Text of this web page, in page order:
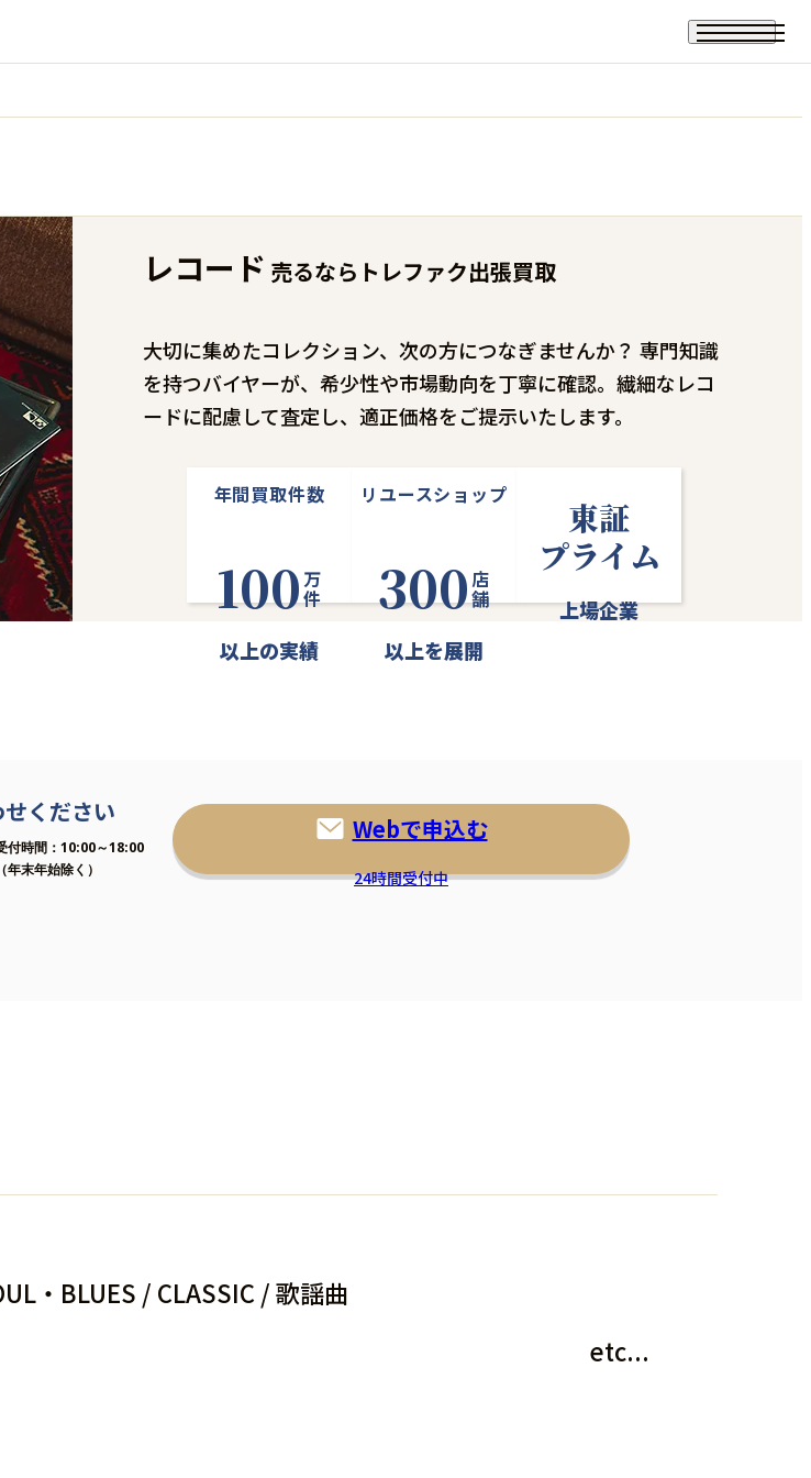
レコード 売るならトレファク出張買取
大切に集めたコレクション、次の方につなぎませんか？ 専門知識
を持つバイヤーが、希少性や市場動向を丁寧に確認。繊細なレコ
ードに配慮して査定し、適正価格をご提示いたします。
年間買取件数
100万件
以上の実績
リユースショップ
300店舗
以上を展開
東証
プライム
上場企業
ください
付時間：10:00～18:00
（年末年始除く）
Webで申込む
24時間受付中
・BLUES / CLASSIC / 歌謡曲
etc...